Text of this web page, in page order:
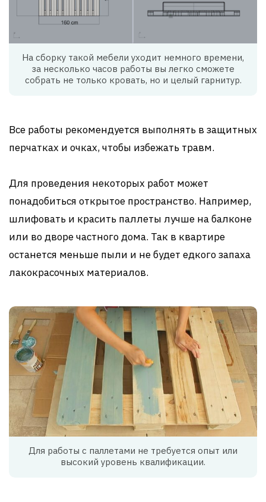
На сборку такой мебели уходит немного времени,
за несколько часов работы вы легко сможете
собрать не только кровать, но и целый гарнитур.
Все работы рекомендуется выполнять в защитных
перчатках и очках, чтобы избежать травм.
Для проведения некоторых работ может
понадобиться открытое пространство. Например,
шлифовать и красить паллеты лучше на балконе
или во дворе частного дома. Так в квартире
останется меньше пыли и не будет едкого запаха
лакокрасочных материалов.
Для работы с паллетами не требуется опыт или
высокий уровень квалификации.